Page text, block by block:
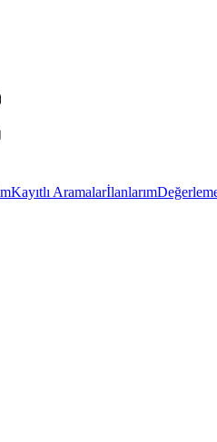
Kayıtlı Aramalarİlanlarım